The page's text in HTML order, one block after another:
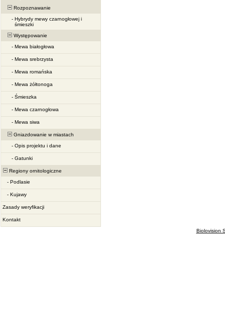
Rozpoznawanie
- Hybrydy mewy czarnogłowej i
śmieszki
Występowanie
- Mewa białogłowa
- Mewa srebrzysta
- Mewa romańska
- Mewa żółtonoga
- Śmieszka
- Mewa czarnogłowa
- Mewa siwa
Gniazdowanie w miastach
- Opis projektu i dane
- Gatunki
Regiony ornitologiczne
- Podlasie
- Kujawy
Zasady weryfikacji
Kontakt
Biolovision